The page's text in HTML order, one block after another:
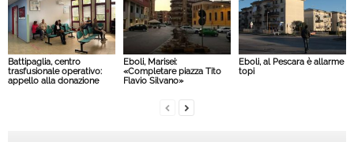
Battipaglia, centro
trasfusionale operativo:
appello alla donazione
Eboli, Marisei:
«Completare piazza Tito
Flavio Silvano»
Eboli, al Pescara è allarme
topi